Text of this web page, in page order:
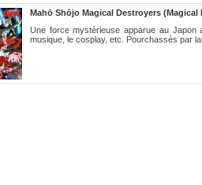
Mahō Shōjo Magical Destroyers (Magical
Une force mystérieuse apparue au
musique, le cosplay, etc. Pourchassés par la